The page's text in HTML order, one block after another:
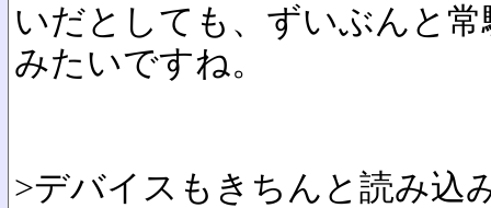
いだとしても、ずいぶんと
みたいですね。
>デバイスもきちんと読み込